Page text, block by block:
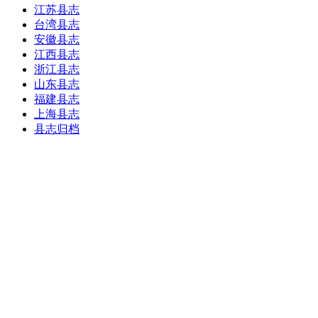
江苏县志
台湾县志
安徽县志
江西县志
浙江县志
山东县志
福建县志
上海县志
县志归档